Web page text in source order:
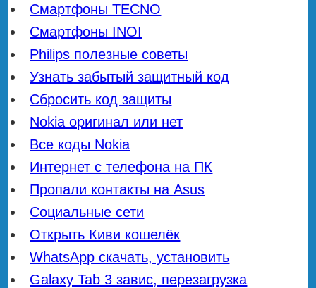
Смартфоны TECNO
Смартфоны INOI
Philips полезные советы
Узнать забытый защитный код
Сбросить код защиты
Nokia оригинал или нет
Все коды Nokia
Интернет с телефона на ПК
Пропали контакты на Asus
Социальные сети
Открыть Киви кошелёк
WhatsApp скачать, установить
Galaxy Tab 3 завис, перезагрузка